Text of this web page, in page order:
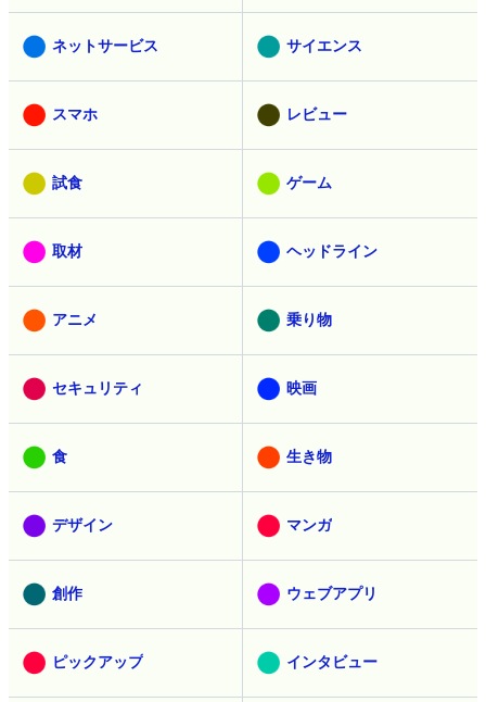
ネットサービス サイエンス
スマホ レビュー
試食 ゲーム
取材 ヘッドライン
アニメ 乗り物
セキュリティ 映画
食 生き物
デザイン マンガ
創作 ウェブアプリ
ピックアップ インタビュー